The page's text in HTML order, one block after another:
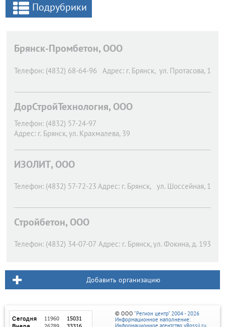
Подрубрики
Брянск-Промбетон, ООО
Телефон: (4832) 68-64-96 Адрес: г. Брянск, ул. Протасова, 1
ДорСтройТехнология, ООО
Телефон: (4832) 57-24-97
Адрес: г. Брянск, ул. Крахмалева, 39
ИЗОЛИТ, ООО
Телефон: (4832) 57-72-23 Адрес: г. Брянск, ул. Шоссейная, 1
Стройбетон, ООО
Телефон: (4832) 34-07-07 Адрес: г. Брянск, ул. Фокина, д. 193
Добавить организацию
© ООО "Регион центр" 2004 - 2026
Информационное наполнение:
Информационное агентство vRossii.ru